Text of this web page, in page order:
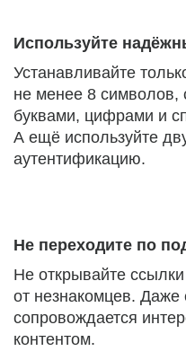
Используйте
Устанавливайте
не менее 8 символов,
буквами, цифрами и
А ещё используйте
аутентификацию.
Не переходите по
Не открывайте
от незнакомцев. Даже
сопровождается
контентом.